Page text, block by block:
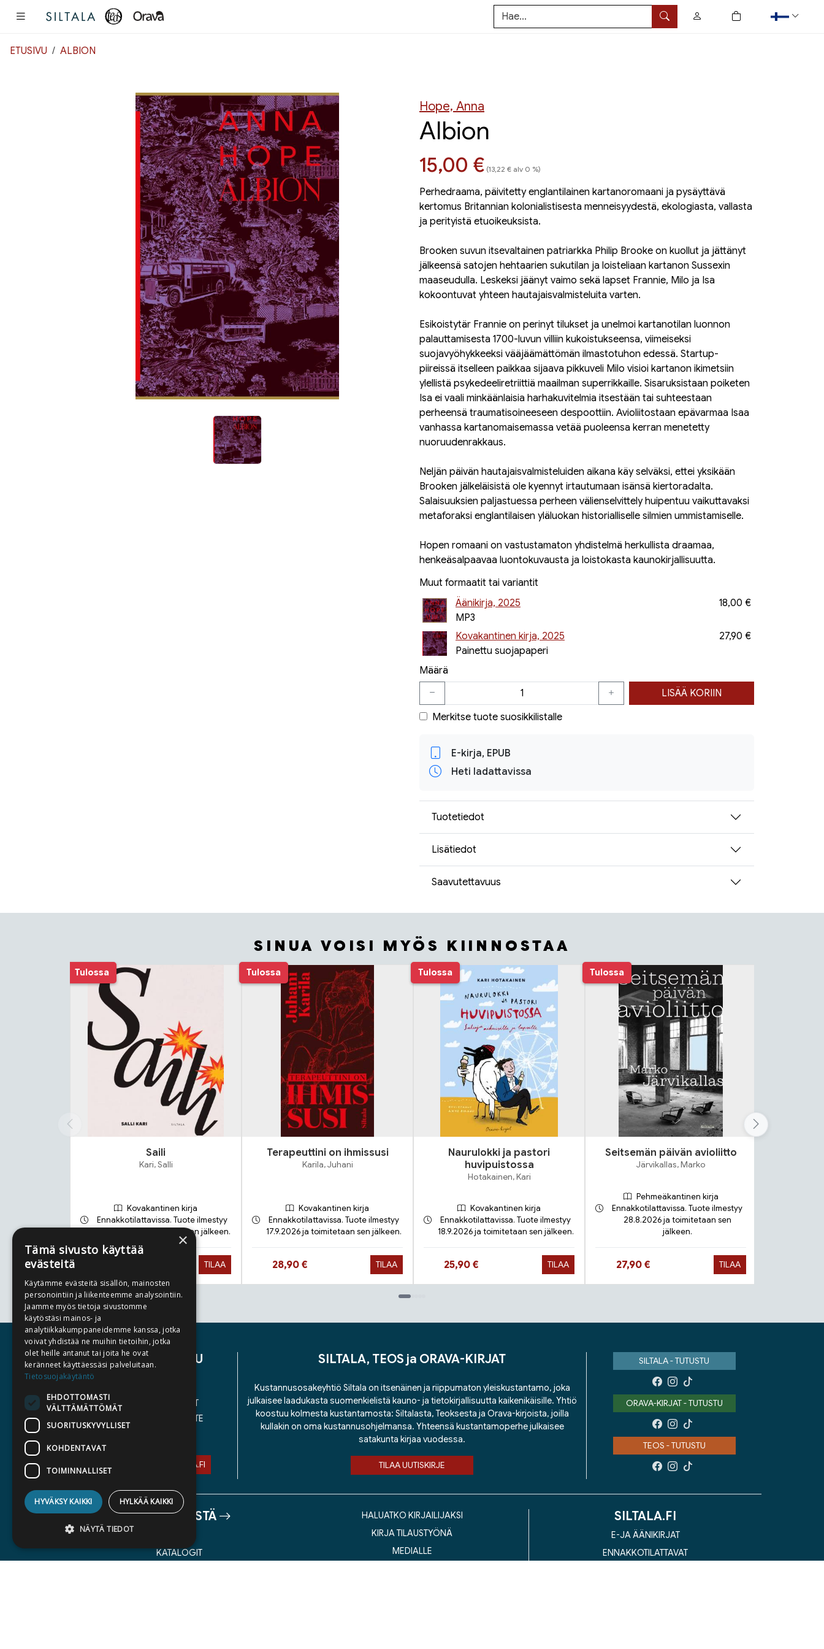
Hae
0
tuotetta ostoskorissa
ETUSIVU ALBION
Hope, Anna
Albion
Hinta nyt
15,00 € (13,22 € alv 0 %)
Perhedraama, päivitetty englantilainen kartanoromaani ja pysäyttävä
kertomus Britannian kolonialistisesta menneisyydestä, ekologiasta, vallasta
ja perityistä etuoikeuksista.
Brooken suvun itsevaltainen patriarkka Philip Brooke on kuollut ja jättänyt
jälkeensä satojen hehtaarien sukutilan ja loisteliaan kartanon Sussexin
maaseudulla. Leskeksi jäänyt vaimo sekä lapset Frannie, Milo ja Isa
kokoontuvat yhteen hautajaisvalmisteluita varten.
Esikoistytär Frannie on perinyt tilukset ja unelmoi kartanotilan luonnon
palauttamisesta 1700-luvun villiin kukoistukseensa, viimeiseksi
suojavyöhykkeeksi vääjäämättömän ilmastotuhon edessä. Startup-
piireissä itselleen paikkaa sijaava pikkuveli Milo visioi kartanon ikimetsiin
ylellistä psykedeeliretriittiä maailman superrikkaille. Sisaruksistaan poiketen
Isa ei vaali minkäänlaisia harhakuvitelmia itsestään tai suhteestaan
perheensä traumatisoineeseen despoottiin. Avioliitostaan epävarmaa Isaa
vanhassa kartanomaisemassa vetää puoleensa kerran menetetty
nuoruudenrakkaus.
Neljän päivän hautajaisvalmisteluiden aikana käy selväksi, ettei yksikään
Brooken jälkeläisistä ole kyennyt irtautumaan isänsä kiertoradalta.
Salaisuuksien paljastuessa perheen välienselvittely huipentuu vaikuttavaksi
metaforaksi englantilaisen yläluokan historialliselle silmien ummistamiselle.
Hopen romaani on vastustamaton yhdistelmä herkullista draamaa,
henkeäsalpaavaa luontokuvausta ja loistokasta kaunokirjallisuutta.
Muut formaatit tai variantit
Äänikirja, 2025
MP3
18,00 €
Kovakantinen kirja, 2025
Painettu suojapaperi
27,90 €
Määrä
LISÄÄ KORIIN
Merkitse tuote suosikkilistalle
E-kirja, EPUB
Heti ladattavissa
Tuotetiedot
Lisätiedot
Saavutettavuus
SINUA VOISI MYÖS KIINNOSTAA
Tuoteluettelon alku
Tulossa
Saili
Kari, Salli
Kovakantinen kirja
Ennakkotilattavissa. Tuote ilmestyy
21.9.2026 ja toimitetaan sen jälkeen.
TILAA
Tulossa
Terapeuttini on ihmissusi
Karila, Juhani
Kovakantinen kirja
Ennakkotilattavissa. Tuote ilmestyy
17.9.2026 ja toimitetaan sen jälkeen.
Hinta nyt
28,90 € TILAA
Tulossa
Naurulokki ja pastori
huvipuistossa
Hotakainen, Kari
Kovakantinen kirja
Ennakkotilattavissa. Tuote ilmestyy
18.9.2026 ja toimitetaan sen jälkeen.
Hinta nyt
25,90 € TILAA
Tulossa
Seitsemän päivän avioliitto
Järvikallas, Marko
Pehmeäkantinen kirja
Ennakkotilattavissa. Tuote ilmestyy
28.8.2026 ja toimitetaan sen
jälkeen.
Hinta nyt
27,90 € TILAA
Tuoteluettelon loppu
ASIAKASPALVELU
YLEISET TOIMITUSEHDOT
SAAVUTETTAVUUSSELOSTE
ASIAKASPALVELU@STORIA.FI
SILTALA, TEOS ja ORAVA-KIRJAT
Kustannusosakeyhtiö Siltala on itsenäinen ja riippumaton yleiskustantamo, joka
julkaisee laadukasta suomenkielistä kauno- ja tietokirjallisuutta kaikenikäisille. Yhtiö
koostuu kolmesta kustantamosta: Siltalasta, Teoksesta ja Orava-kirjoista, joilla
kullakin on oma kustannusohjelmansa. Yhteensä kustantamoperhe julkaisee
satakunta kirjaa vuodessa.
TILAA UUTISKIRJE
SILTALA - TUTUSTU
ORAVA-KIRJAT - TUTUSTU
TEOS - TUTUSTU
TIETOA MEISTÄ
KATALOGIT
HALUATKO KIRJAILIJAKSI
KIRJA TILAUSTYÖNÄ
MEDIALLE
SILTALA.FI
E-JA ÄÄNIKIRJAT
ENNAKKOTILATTAVAT
×
Tämä sivusto käyttää
evästeitä
Käytämme evästeitä sisällön, mainosten
personointiin ja liikenteemme analysointiin.
Jaamme myös tietoja sivustomme
käytöstäsi mainos- ja
analytiikkakumppaneidemme kanssa, jotka
voivat yhdistää ne muihin tietoihin, jotka
olet heille antanut tai joita he ovat
keränneet käyttäessäsi palveluitaan.
Tietosuojakäytäntö
EHDOTTOMASTI
VÄLTTÄMÄTTÖMÄT
SUORITUSKYVYLLISET
KOHDENTAVAT
TOIMINNALLISET
HYVÄKSY KAIKKI HYLKÄÄ KAIKKI
NÄYTÄ TIEDOT